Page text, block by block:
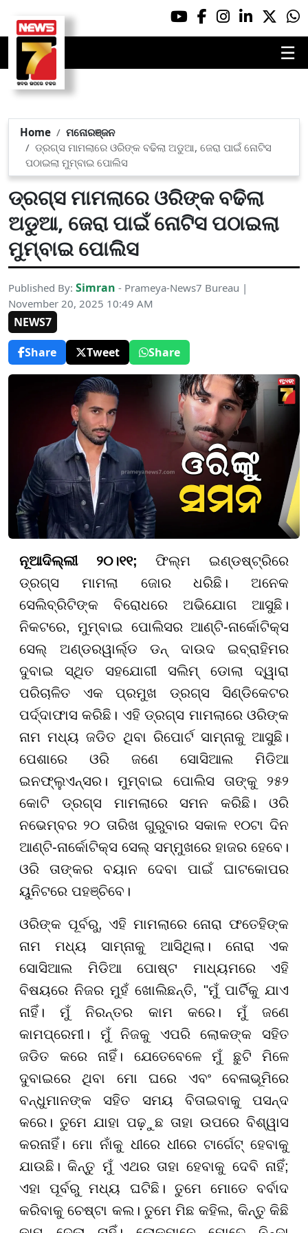
☰
Home
ମନୋରଞ୍ଜନ
ଡ୍ରଗ୍ସ ମାମଲାରେ ଓରିଙ୍କ ବଢିଲା ଅଡୁଆ, ଜେରା ପାଇଁ ନୋଟିସ
ପଠାଇଲା ମୁମ୍ବାଇ ପୋଲିସ
ଡ୍ରଗ୍ସ ମାମଲାରେ ଓରିଙ୍କ ବଢିଲା
ଅଡୁଆ, ଜେରା ପାଇଁ ନୋଟିସ ପଠାଇଲା
ମୁମ୍ବାଇ ପୋଲିସ
Published By: Simran - Prameya-News7 Bureau |
November 20, 2025 10:49 AM
NEWS7
Share
Tweet Share
ନୂଆଦିଲ୍ଲୀ ୨୦।୧୧; ଫିଲ୍ମ ଇଣ୍ଡଷ୍ଟ୍ରିରେ
ଡ୍ରଗ୍ସ ମାମଲା ଜୋର ଧରିଛି। ଅନେକ
ସେଲିବ୍ରିଟିଙ୍କ ବିରୋଧରେ ଅଭିଯୋଗ ଆସୁଛି।
ନିକଟରେ, ମୁମ୍ବାଇ ପୋଲିସର ଆଣ୍ଟି-ନାର୍କୋଟିକ୍ସ
ସେଲ୍ ଅଣ୍ଡରୱାର୍ଲ୍ଡ ଡନ୍ ଦାଉଦ ଇବ୍ରାହିମର
ଦୁବାଇ ସ୍ଥିତ ସହଯୋଗୀ ସଲିମ୍ ଡୋଲା ଦ୍ୱାରା
ପରିଚାଳିତ ଏକ ପ୍ରମୁଖ ଡ୍ରଗ୍ସ ସିଣ୍ଡିକେଟର
ପର୍ଦ୍ଦାଫାସ କରିଛି। ଏହି ଡ୍ରଗ୍ସ ମାମଲାରେ ଓରିଙ୍କ
ନାମ ମଧ୍ୟ ଜଡିତ ଥିବା ରିପୋର୍ଟ ସାମ୍ନାକୁ ଆସୁଛି।
ପେଶାରେ ଓରି ଜଣେ ସୋସିଆଲ ମିଡିଆ
ଇନଫ୍ଲୁଏନ୍ସର। ମୁମ୍ବାଇ ପୋଲିସ ତାଙ୍କୁ ୨୫୨
କୋଟି ଡ୍ରଗ୍ସ ମାମଲାରେ ସମନ କରିଛି। ଓରି
ନଭେମ୍ବର ୨୦ ତାରିଖ ଗୁରୁବାର ସକାଳ ୧୦ଟା ଦିନ
ଆଣ୍ଟି-ନାର୍କୋଟିକ୍ସ ସେଲ୍ ସମ୍ମୁଖରେ ହାଜର ହେବେ।
ଓରି ତାଙ୍କର ବୟାନ ଦେବା ପାଇଁ ଘାଟକୋପର
ୟୁନିଟରେ ପହଞ୍ଚିବେ।
ଓରିଙ୍କ ପୂର୍ବରୁ, ଏହି ମାମଲାରେ ନୋରା ଫତେହିଙ୍କ
ନାମ ମଧ୍ୟ ସାମ୍ନାକୁ ଆସିଥିଲା। ନୋରା ଏକ
ସୋସିଆଲ ମିଡିଆ ପୋଷ୍ଟ ମାଧ୍ୟମରେ ଏହି
ବିଷୟରେ ନିଜର ମୁହଁ ଖୋଲିଛନ୍ତି, "ମୁଁ ପାର୍ଟିକୁ ଯାଏ
ନାହିଁ। ମୁଁ ନିରନ୍ତର କାମ କରେ। ମୁଁ ଜଣେ
କାମପ୍ରେମୀ। ମୁଁ ନିଜକୁ ଏପରି ଲୋକଙ୍କ ସହିତ
ଜଡିତ କରେ ନାହିଁ। ଯେତେବେଳେ ମୁଁ ଛୁଟି ମିଳେ
ଦୁବାଇରେ ଥିବା ମୋ ଘରେ ଏବଂ ବେଳାଭୂମିରେ
ବନ୍ଧୁମାନଙ୍କ ସହିତ ସମୟ ବିତାଇବାକୁ ପସନ୍ଦ
କରେ। ତୁମେ ଯାହା ପଢ଼ୁଛ ତାହା ଉପରେ ବିଶ୍ୱାସ
କରନାହିଁ। ମୋ ନାଁକୁ ଧୀରେ ଧୀରେ ଟାର୍ଗେଟ୍ ହେବାକୁ
ଯାଉଛି। କିନ୍ତୁ ମୁଁ ଏଥର ତାହା ହେବାକୁ ଦେବି ନାହିଁ;
ଏହା ପୂର୍ବରୁ ମଧ୍ୟ ଘଟିଛି। ତୁମେ ମୋତେ ବର୍ବାଦ
କରିବାକୁ ଚେଷ୍ଟା କଲ। ତୁମେ ମିଛ କହିଲ, କିନ୍ତୁ କିଛି